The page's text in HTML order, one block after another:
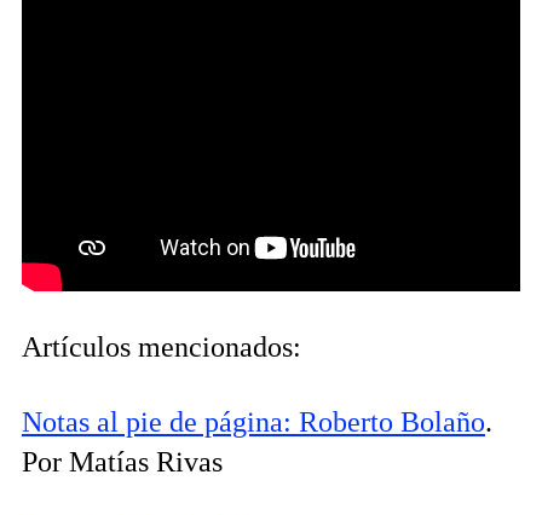
Artículos mencionados:
Notas al pie de página: Roberto Bolaño.
Por Matías Rivas